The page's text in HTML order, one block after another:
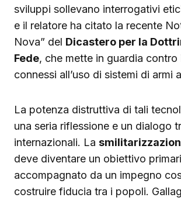
sviluppi sollevano interrogativi
e il relatore ha citato la recente
Nova” del Dicastero per la
Fede, che mette in guardia contro
connessi all’uso di sistemi di armi
La potenza distruttiva di tali
una seria riflessione e un dialogo
internazionali. La
deve diventare un obiettivo
accompagnato da un impegno
costruire fiducia tra i popoli.